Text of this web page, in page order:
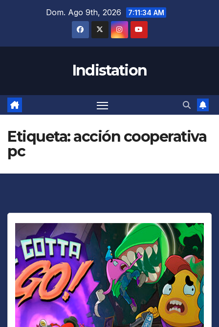
Dom. Ago 9th, 2026 7:11:35 AM
Indistation
Etiqueta:acción cooperativa
pc